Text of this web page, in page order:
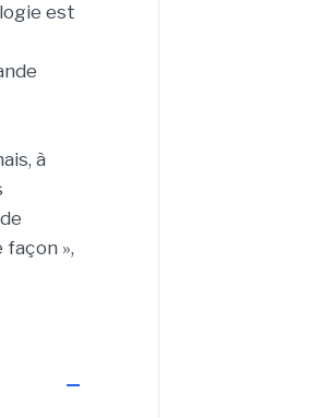
est
à
»,